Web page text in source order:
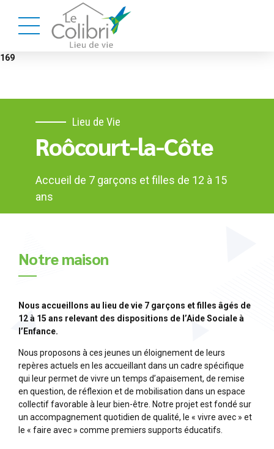
Warning: Trying to access array offset on value of type bool in
/home/beigwbl/www/wp-content/themes/avantage/bold-page-
builder/content_elements/bt_bb_column/bt_bb_column.php
169
Lieu de Vie
Roôcourt-la-Côte
Accueil de 7 garçons et filles de 12 à 15
ans
Notre maison
Nous accueillons au lieu de vie 7 garçons et filles âgés de
12 à 15 ans relevant des dispositions de l’Aide Sociale à
l’Enfance.
Nous proposons à ces jeunes un éloignement de leurs
repères actuels en les accueillant dans un cadre spécifique
qui leur permet de vivre un temps d’apaisement, de remise
en question, de réflexion et de mobilisation dans un espace
collectif favorable à leur bien-être. Notre projet est fondé sur
un accompagnement quotidien de qualité, le « vivre avec » et
le « faire avec » comme premiers supports éducatifs.